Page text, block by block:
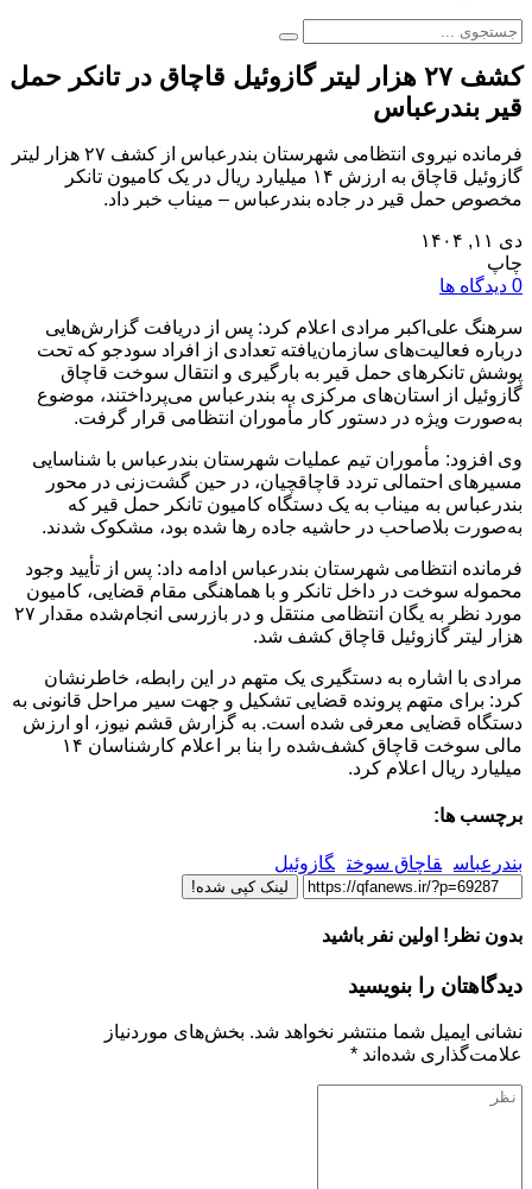
کشف ۲۷ هزار لیتر گازوئیل قاچاق در تانکر حمل
قیر بندرعباس
فرمانده نیروی انتظامی شهرستان بندرعباس از کشف ۲۷ هزار لیتر
گازوئیل قاچاق به ارزش ۱۴ میلیارد ریال در یک کامیون تانکر
مخصوص حمل قیر در جاده بندرعباس – میناب خبر داد.
دی ۱۱, ۱۴۰۴
چاپ
0 دیدگاه ها
سرهنگ علی‌اکبر مرادی اعلام کرد: پس از دریافت گزارش‌هایی
درباره فعالیت‌های سازمان‌یافته تعدادی از افراد سودجو که تحت
پوشش تانکرهای حمل قیر به بارگیری و انتقال سوخت قاچاق
گازوئیل از استان‌های مرکزی به بندرعباس می‌پرداختند، موضوع
به‌صورت ویژه در دستور کار مأموران انتظامی قرار گرفت.
وی افزود: مأموران تیم عملیات شهرستان بندرعباس با شناسایی
مسیرهای احتمالی تردد قاچاقچیان، در حین گشت‌زنی در محور
بندرعباس به میناب به یک دستگاه کامیون تانکر حمل قیر که
به‌صورت بلاصاحب در حاشیه جاده رها شده بود، مشکوک شدند.
فرمانده انتظامی شهرستان بندرعباس ادامه داد: پس از تأیید وجود
محموله سوخت در داخل تانکر و با هماهنگی مقام قضایی، کامیون
مورد نظر به یگان انتظامی منتقل و در بازرسی انجام‌شده مقدار ۲۷
هزار لیتر گازوئیل قاچاق کشف شد.
مرادی با اشاره به دستگیری یک متهم در این رابطه، خاطرنشان
کرد: برای متهم پرونده قضایی تشکیل و جهت سیر مراحل قانونی به
دستگاه قضایی معرفی شده است. به گزارش قشم نیوز، او ارزش
مالی سوخت قاچاق کشف‌شده را بنا بر اعلام کارشناسان ۱۴
میلیارد ریال اعلام کرد.
برچسب ها:
بندرعباس قاچاق سوخت گازوئیل
لینک کپی شده!
بدون نظر! اولین نفر باشید
دیدگاهتان را بنویسید
نشانی ایمیل شما منتشر نخواهد شد. بخش‌های موردنیاز
علامت‌گذاری شده‌اند *